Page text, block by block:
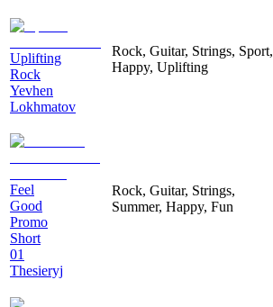
Uplifting
Rock
Yevhen
Lokhmatov
Rock, Guitar, Strings, Sport,
Happy, Uplifting
Feel
Good
Promo
Short
01
Thesieryj
Rock, Guitar, Strings,
Summer, Happy, Fun